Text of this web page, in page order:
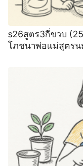
s26สูตร3กี่ขวบ
โภชนาพ่อแม่สูตรน